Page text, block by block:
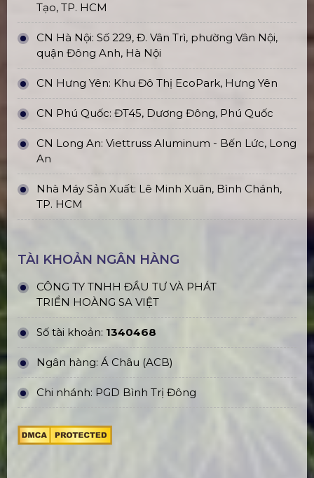
Tạo, TP. HCM
CN Hà Nội: Số 229, Đ. Vân Trì, phường Vân Nội,
quận Đông Anh, Hà Nội
CN Hưng Yên: Khu Đô Thị EcoPark, Hưng Yên
CN Phú Quốc: ĐT45, Dương Đông, Phú Quốc
CN Long An: Viettruss Aluminum - Bến Lức, Long
An
Nhà Máy Sản Xuất: Lê Minh Xuân, Bình Chánh,
TP. HCM
TÀI KHOẢN NGÂN HÀNG
CÔNG TY TNHH ĐẦU TƯ VÀ PHÁT
TRIỂN HOÀNG SA VIỆT
Số tài khoản: 1340468
Ngân hàng: Á Châu (ACB)
Chi nhánh: PGD Bình Trị Đông